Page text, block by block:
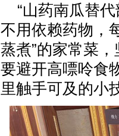
“山药南瓜替代
不用依赖药物，
蒸煮”的家常菜
要避开高嘌呤食
里触手可及的小